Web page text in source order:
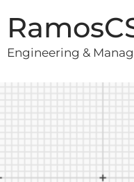
Engineering &